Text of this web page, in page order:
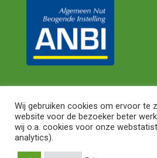
© 2024 Shareaty. All Rights
Algemene
Wij gebruiken cookies om ervoor te
website voor de bezoeker beter
wij o.a. cookies voor onze
analytics).